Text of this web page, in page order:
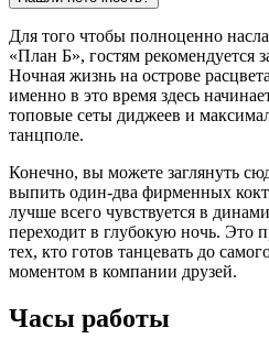
Для того чтобы полноценно
«План Б», гостям рекомендуется
Ночная жизнь на острове
именно в это время здесь
топовые сеты диджеев и
танцполе.
Конечно, вы можете заглянуть
выпить один-два фирменных
лучше всего чувствуется в
переходит в глубокую ночь. Это
тех, кто готов танцевать до
моментом в компании друзей.
Часы работы